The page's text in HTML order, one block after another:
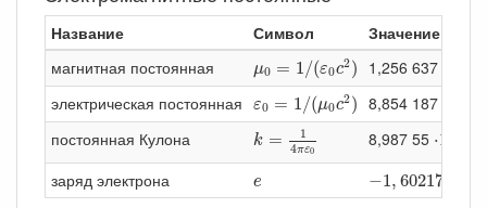
Название Символ
Значение
магнитная постоянная
μ0 = 1 /(ε0c2)
μ0=1/(ε0c2)
1,256 637 061
электрическая постоянная
ε0 = 1 /(μ0c2)
ε0=1/(μ0c2)
8,854 187
постоянная Кулона
k =
1
4πε0
k=14πε0 8,987 55 ⋅10
⋅10
заряд электрона e
e −1, 602176634
−1,602176634